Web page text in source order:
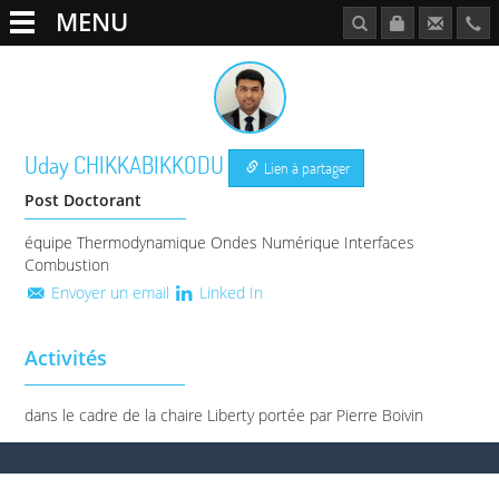
MENU
UdayCHIKKABIKKODU
Lien à partager
Post Doctorant
équipe Thermodynamique Ondes Numérique Interfaces
Combustion
Envoyer un email
Linked In
Activités
dans le cadre de la chaire Liberty portée par Pierre Boivin